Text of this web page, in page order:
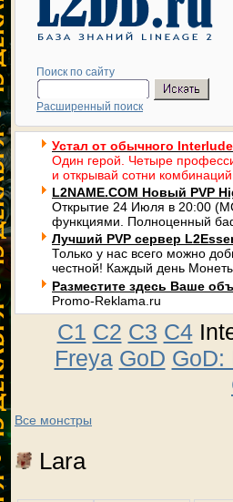
Поиск по сайту
Расширенный поиск
Устал от обычного
Один герой. Четыре
и открывай сотни
L2NAME.COM Новый PVP
Открытие 24 Июля в 20:00
функциями. Полноценный
Лучший PVP сервер
Только у нас всего можно
честной! Каждый день
Разместите здесь Ваше
Promo-Reklama.ru
C1 C2 C3 C4
Freya GoD GoD:
Все монстры
Lara